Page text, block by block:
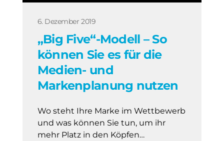
6. Dezember 2019
„Big Five“-Modell – So
können Sie es für die
Medien- und
Markenplanung nutzen
Wo steht Ihre Marke im Wettbewerb
und was können Sie tun, um ihr
mehr Platz in den Köpfen…